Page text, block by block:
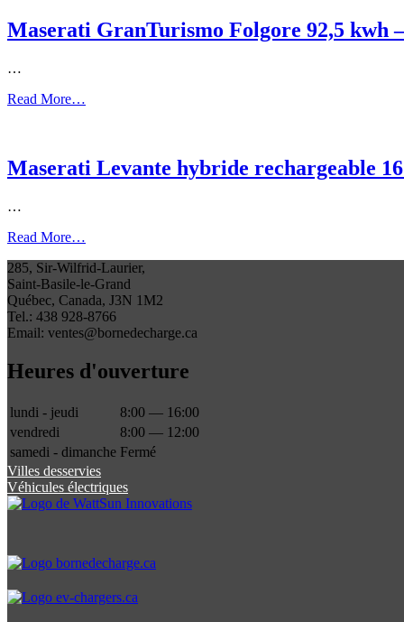
Maserati GranTurismo Folgore 92,5 kwh
…
Read More…
Maserati Levante hybride rechargeable
…
Read More…
285, Sir-Wilfrid-Laurier,
Saint-Basile-le-Grand
Québec, Canada, J3N 1M2
Tel.: 438 928-8766
Email: ventes@bornedecharge.ca
Heures d'ouverture
lundi - jeudi
8:00 — 16:00
vendredi
8:00 — 12:00
samedi - dimanche Fermé
Villes desservies
Véhicules électriques